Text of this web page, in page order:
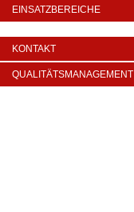
EINSATZBEREICHE
KONTAKT
QUALITÄTSMANAGEMENT